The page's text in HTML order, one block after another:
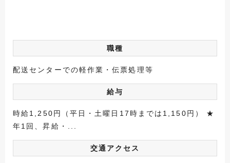
職種
配送センターでの軽作業・伝票処理等
給与
時給1,250円（平日・土曜日17時までは1,150円） ★
年1回、昇給・...
交通アクセス